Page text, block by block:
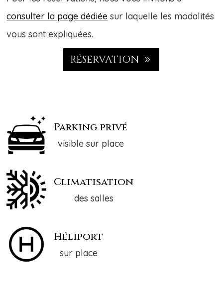
consulter la page dédiée sur laquelle les modalités
vous sont expliquées.
RÉSERVATION
Parking privé
visible sur place
Climatisation
des salles
Héliport
sur place